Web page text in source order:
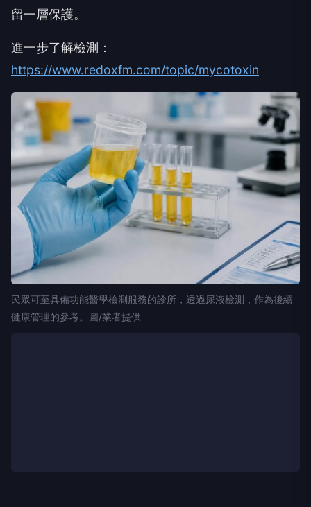
留一層保護。
進一步了解檢測：
https://www.redoxfm.com/topic/mycotoxin
民眾可至具備功能醫學檢測服務的診所，透過尿液檢測，作為後續
健康管理的參考。圖/業者提供